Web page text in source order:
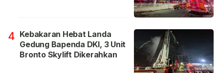
4 Kebakaran Hebat Landa
Gedung Bapenda DKI, 3 Unit
Bronto Skylift Dikerahkan